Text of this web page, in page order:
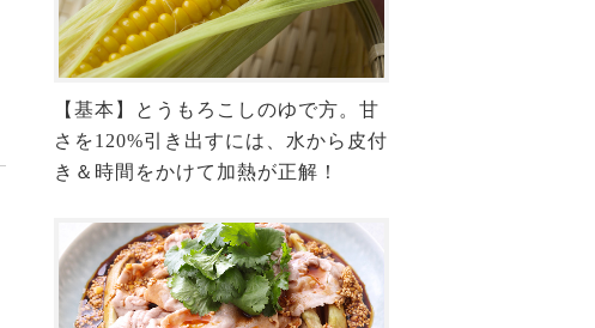
【基本】とうもろこしのゆで方。甘
さを120%引き出すには、水から皮付
き＆時間をかけて加熱が正解！